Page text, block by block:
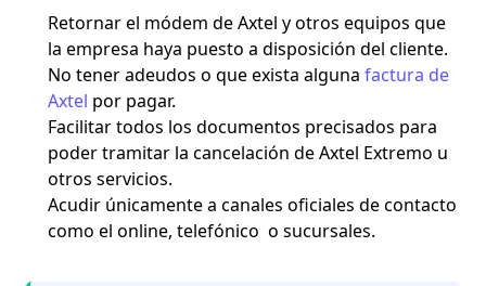
Retornar el módem de Axtel y otros equipos que
la empresa haya puesto a disposición del cliente.
No tener adeudos o que exista alguna factura de
Axtel por pagar.
Facilitar todos los documentos precisados para
poder tramitar la cancelación de Axtel Extremo u
otros servicios.
Acudir únicamente a canales oficiales de contacto
como el online, telefónico o sucursales.